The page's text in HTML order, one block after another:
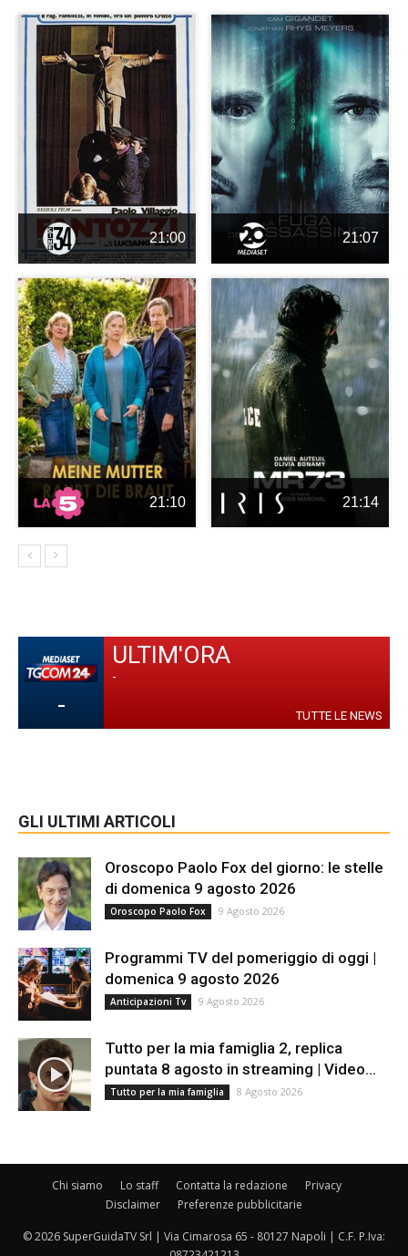
21:00 21:07
21:10 21:14
-
ULTIM'ORA
-
TUTTE LE NEWS
GLI ULTIMI ARTICOLI
Oroscopo Paolo Fox del giorno: le stelle
di domenica 9 agosto 2026
Oroscopo Paolo Fox 9 Agosto 2026
Programmi TV del pomeriggio di oggi |
domenica 9 agosto 2026
Anticipazioni Tv 9 Agosto 2026
Tutto per la mia famiglia 2, replica
puntata 8 agosto in streaming | Video...
Tutto per la mia famiglia 8 Agosto 2026
Chi siamo Lo staff Contatta la redazione
Privacy
Disclaimer
Preferenze pubblicitarie
© 2026 SuperGuidaTV Srl | Via Cimarosa 65 - 80127 Napoli | C.F. P.Iva: